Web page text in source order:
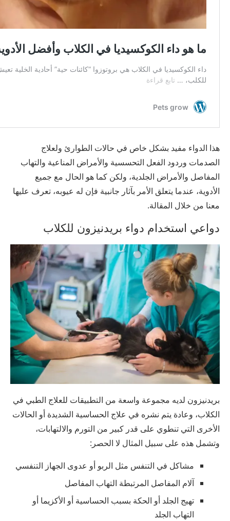
هذا الدواء مفيد بشكل خاص في حالات الطوارئ ولعلاج
الصدمات وردود الفعل التحسسية والأمراض المناعية والتهاب
المفاصل والأمراض الجلدية، ولكن كما هو الحال مع جميع
الأدوية، عندما يتعلق الأمر بآثار جانبية فإن له عيوبه، تعرف عليها
معنا من خلال المقالة.
دواعي استخدام دواء بريدنيزون للكلاب
بريدنيزون لديه مجموعة واسعة من التطبيقات للعلاج الطبي في
الكلاب، وعادة يتم نشره في علاج الحساسية الشديدة أو الحالات
الأخرى التي تنطوي على قدر كبير من التورم والالتهابات،
وتشمل هذه على سبيل المثال لا الحصر:
مشاكل في التنفس مثل الربو أو عدوى الجهاز التنفسي
آلام المفاصل المرتبطة التهاب المفاصل
تهيج الجلد أو الحكة بسبب الحساسية أو الأكزيما أو
التهاب الجلد